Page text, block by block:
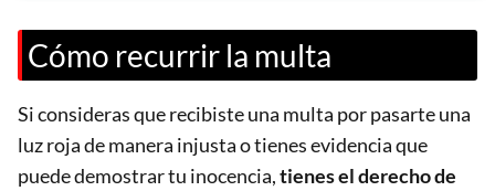
Cómo recurrir la multa
Si consideras que recibiste una multa por pasarte una
luz roja de manera injusta o tienes evidencia que
puede demostrar tu inocencia,tienes el derecho de